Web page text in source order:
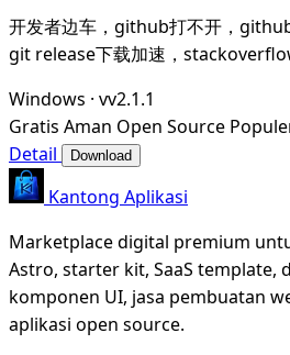
开发者边车，github打不开，
git release下载加速，
Windows · vv2.1.1
Gratis Aman Open Source
Detail
Download
Kantong Aplikasi
Marketplace digital premium
Astro, starter kit, SaaS template,
komponen UI, jasa pembuatan
aplikasi open source.